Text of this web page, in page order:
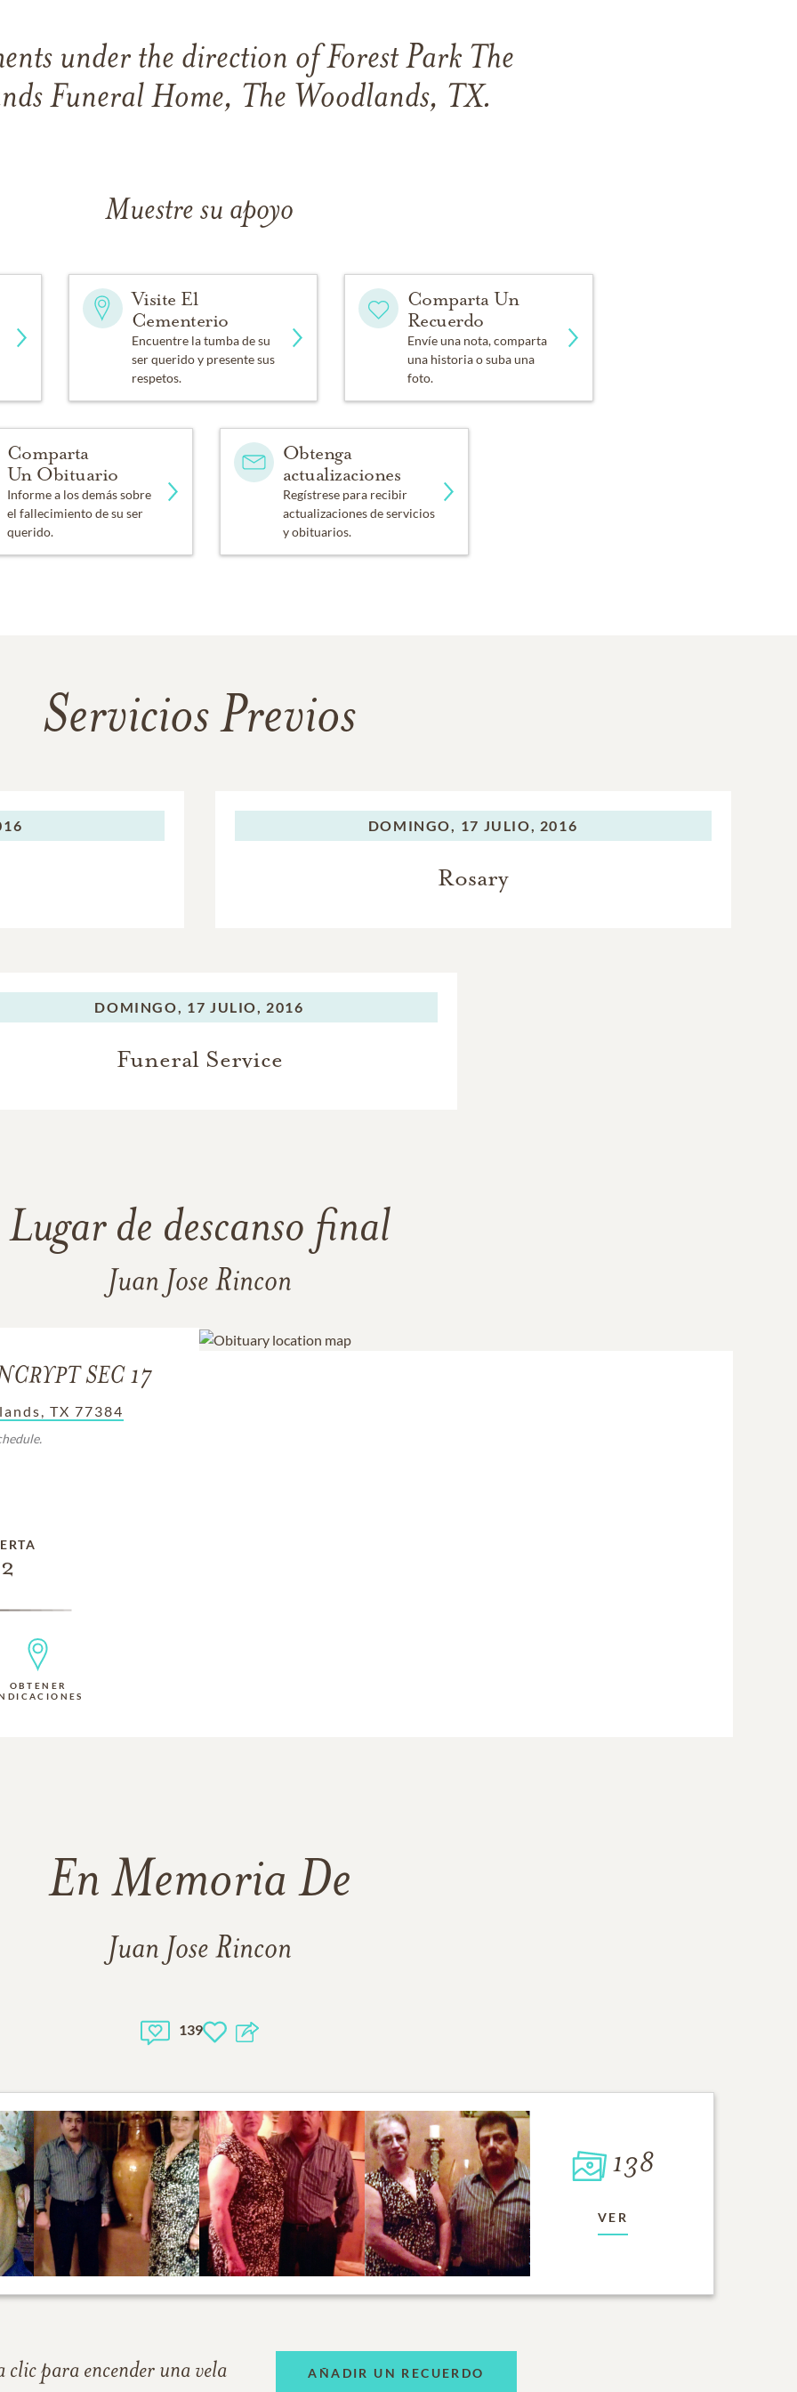
under the direction of Forest Park The
Funeral Home, The Woodlands, TX.
Muestre su apoyo
Visite El
Cementerio
Encuentre la tumba de su
ser querido y presente sus
respetos.
Comparta Un
Recuerdo
Envíe una nota, comparta
una historia o suba una
foto.
Comparta
Un Obituario
Informe a los demás sobre
el fallecimiento de su ser
querido.
Obtenga
actualizaciones
Regístrese para recibir
actualizaciones de servicios
y obituarios.
Servicios Previos
DOMINGO, 17 JULIO, 2016
Rosary
DOMINGO, 17 JULIO, 2016
Funeral Service
Lugar de descanso final
Juan Jose Rincon
SEC 17
TX 77384
2
OBTENER
En Memoria De
Juan Jose Rincon
139
138
VER
clic para encender una vela AÑADIR UN RECUERDO